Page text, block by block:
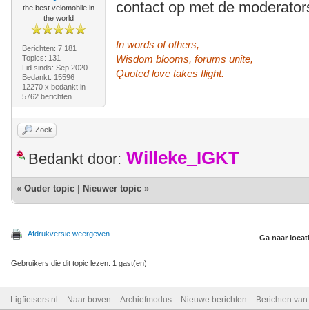
the best velomobile in
the world
Berichten: 7.181
Topics: 131
Lid sinds: Sep 2020
Bedankt: 15596
12270 x bedankt in
5762 berichten
contact op met de
In words of others,
Wisdom blooms, forums unite,
Quoted love takes flight.
Zoek
Bedankt door: Willeke_IGKT
« Ouder topic Nieuwer topic »
Afdrukversie weergeven Ga naar
Gebruikers die dit topic lezen: 1 gast(en)
Ligfietsers.nl Naar boven Archiefmodus Nieuwe berichten Berichten